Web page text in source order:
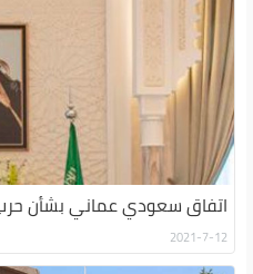
اتفاق سعودي عماني بشأن حرب
2021-7-12